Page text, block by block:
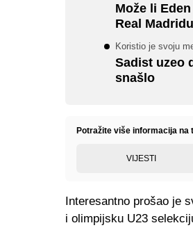
Može li
Real
Koristio je svoju
Sadist uzeo
snašlo
Potražite više informacija na
VIJESTI
Interesantno prošao je
i olimpijsku U23